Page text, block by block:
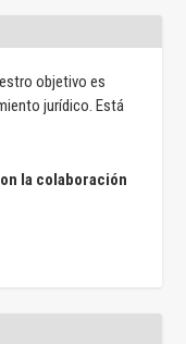
objetivo es
jurídico. Está
la colaboración